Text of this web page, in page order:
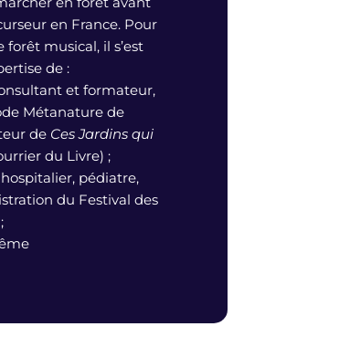
en France. Pour
musical, il s’est
de :
et formateur,
Métanature de
de Ces Jardins qui
du Livre) ;
pédiatre,
du Festival des